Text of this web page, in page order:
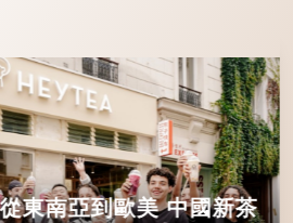
東南亞到歐美 中國新茶